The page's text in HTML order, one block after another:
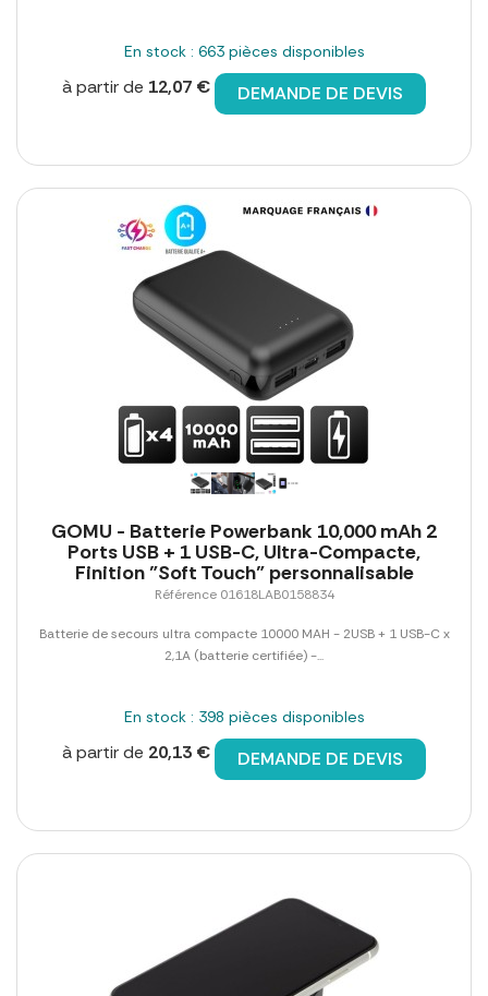
En stock : 663 pièces disponibles
à partir de 12,07 € DEMANDE DE DEVIS
GOMU - Batterie Powerbank 10,000 mAh 2
Ports USB + 1 USB-C, Ultra-Compacte,
Finition "Soft Touch" personnalisable
Référence 01618LAB0158834
Batterie de secours ultra compacte 10000 MAH - 2USB + 1 USB-C x
2,1A (batterie certifiée) -...
En stock : 398 pièces disponibles
à partir de 20,13 € DEMANDE DE DEVIS